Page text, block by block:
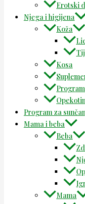
Erotski
Njega i higijena
Koža
Kosa
Program za
Mama i beba
Beba
Mama